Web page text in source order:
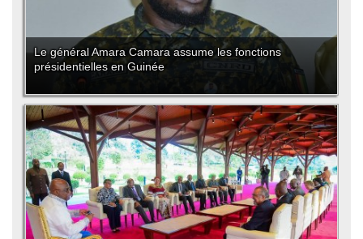
Le général Amara Camara assume les fonctions
présidentielles en Guinée